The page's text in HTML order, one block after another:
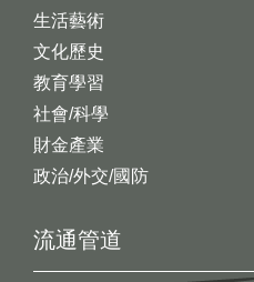
生活藝術
文化歷史
教育學習
社會/科學
財金產業
政治/外交/國防
流通管道